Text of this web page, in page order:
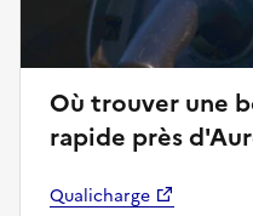
Où trouver une
rapide près
Qualicharge